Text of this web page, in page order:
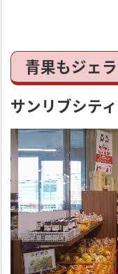
青果もジェ
サンリブシテ